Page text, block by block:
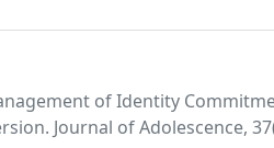
of Identity
Journal of Adolescence,